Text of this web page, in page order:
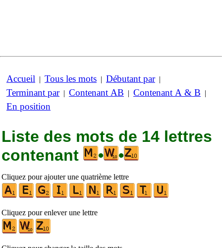
Accueil | Tous les mots | Débutant par|
Terminant par| Contenant AB | Contenant A & B |
En position
Liste des mots de 14 lettres
contenant
• •
Cliquez pour ajouter une quatrième lettre
Cliquez pour enlever une lettre